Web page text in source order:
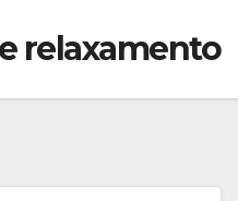
relaxamento